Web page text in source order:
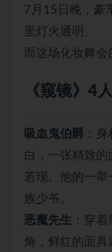
7月15日晚，豪
里灯火通明。
而这场化妆舞会
《窥镜》4
吸血鬼伯爵 ：
白，一张精致
若现。他的一举
族少爷。
恶魔先生 ：穿
角，鲜红的面具